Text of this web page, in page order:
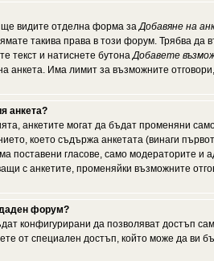
ще видите отделна форма заДобавяне на
такива права в този форум. Трябва да
текст и натиснете бутонаДобавете
анкета. Има лимит за възможните
анкета?
анкетите могат да бъдат променяни
което съдържа анкетата (винаги
поставени гласове, само модераторите и
с анкетите, променяйки възможните
форум?
конфигурирани да позволяват достъп
от специален достъп, който може да ви